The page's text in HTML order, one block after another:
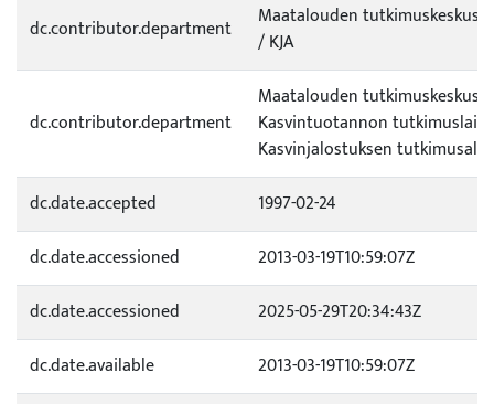
dc.contributor.department
Maatalouden tutkimuskeskus
/ KJA
dc.contributor.department
Maatalouden tutkimuskeskus
Kasvintuotannon
Kasvinjalostuksen tutkimusala
dc.date.accepted
1997-02-24
dc.date.accessioned
2013-03-19T10:59:07Z
dc.date.accessioned
2025-05-29T20:34:43Z
dc.date.available
2013-03-19T10:59:07Z